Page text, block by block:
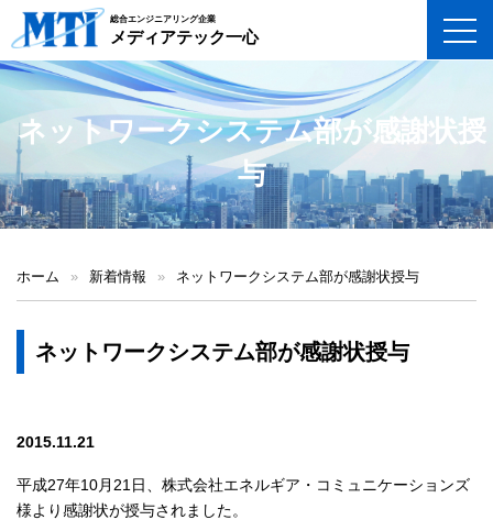
総合エンジニアリング企業
メディアテック一心
ネットワークシステム部が感謝状授
与
ホーム » 新着情報 » ネットワークシステム部が感謝状授与
ネットワークシステム部が感謝状授与
2015.11.21
平成27年10月21日、株式会社エネルギア・コミュニケーションズ
様より感謝状が授与されました。